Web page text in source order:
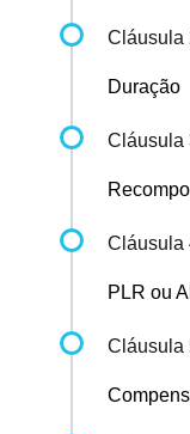
Cláusula
Duração
Cláusula
Cláusula
PLR ou
Cláusula